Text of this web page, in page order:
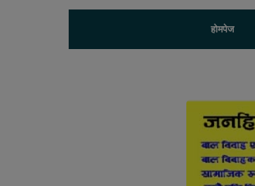
होमपेज